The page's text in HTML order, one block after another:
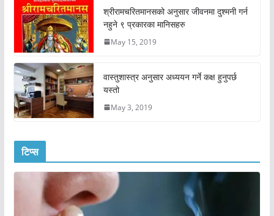
श्रीरामचरितमानसको अनुसार जीवनमा दुश्मनी गर्न
नहुने ९ प्रकारका मानिसहरु
May 15, 2019
वास्तुशास्त्र अनुसार अध्ययन गर्ने कक्ष हुनुपर्छ
यस्तो
May 3, 2019
टिप्स